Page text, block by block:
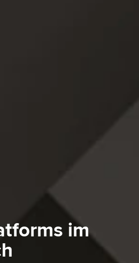
im